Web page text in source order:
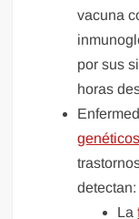
vacuna
por sus
horas
detectan:
La